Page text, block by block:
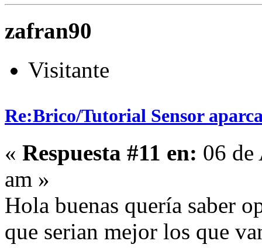
zafran90
Visitante
Re:Brico/Tutorial Sensor
« Respuesta #11 en: 06 de
am »
Hola buenas quería saber
que serian mejor los que